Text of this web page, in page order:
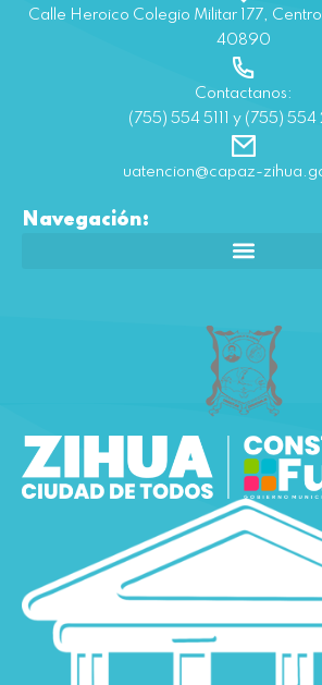
Calle Heroico Colegio Militar 177,
40890
Contactanos:
(755) 554 5111 y (755)
uatencion@capaz-
Navegación: